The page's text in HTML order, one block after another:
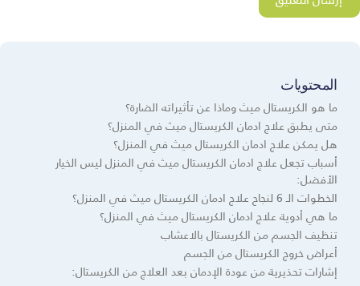
المحتويات
ما هو الكريستال ميث وماذا عن تأثيراته الضارة؟
متى يطبق علاج ادمان الكريستال ميث في المنزل؟
هل يمكن علاج ادمان الكريستال ميث في المنزل؟
أسباب تجعل علاج ادمان الكريستال ميث في المنزل ليس الخيار
الأفضل:
الخطوات الـ 6 لنجاح علاج ادمان الكريستال ميث في المنزل؟
ما هي أدوية علاج ادمان الكريستال ميث في المنزل؟
تنظيف الجسم من الكريستال بالاعشاب
أعراض خروج الكريستال من الجسم
إشارات تحذيرية من عودة الإدمان بعد العلاج من الكريستال: